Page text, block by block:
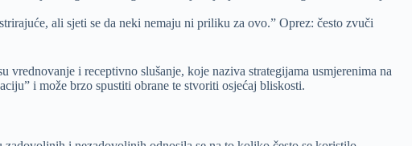
ali sjeti se da neki nemaju ni priliku za ovo.” Oprez: često zvuči
i receptivno slušanje, koje naziva strategijama usmjerenima na
i može brzo spustiti obrane te stvoriti osjećaj bliskosti.